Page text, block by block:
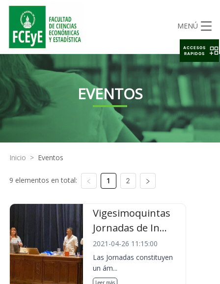
MENÚ
EVENTOS
Inicio > Eventos
9 elementos en total: 1 2
Vigesimoquintas
Jornadas de In...
2021-04-26 11:15:00
Las Jornadas constituyen
un ám...
Leer más
ACCESOS
RAPIDOS